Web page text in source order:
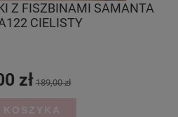
Z FISZBINAMI SAMANTA
CIELISTY
zł189,00 zł
KOSZYKA